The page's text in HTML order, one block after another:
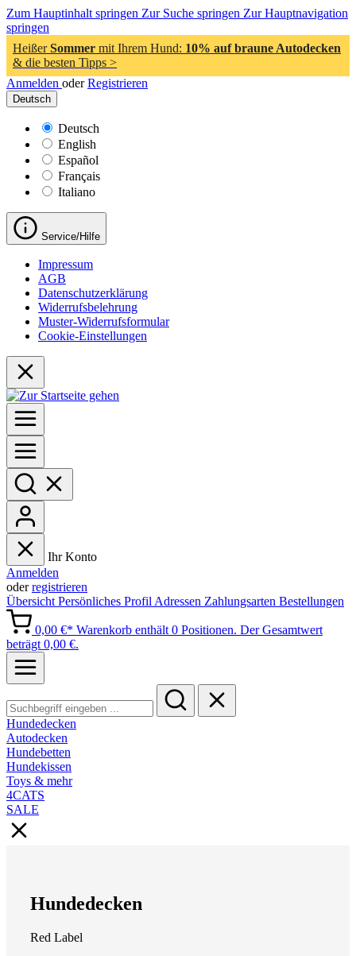
Zum Hauptinhalt springen Zur Suche springen Zur Hauptnavigation
springen
HeißerSommer mit Ihrem Hund: 10% auf braune Autodecken
& die besten Tipps >
Anmelden oder Registrieren
Deutsch
Deutsch
English
Español
Français
Italiano
Service/Hilfe
Impressum
AGB
Datenschutzerklärung
Widerrufsbelehrung
Muster-Widerrufsformular
Cookie-Einstellungen
Ihr Konto
Anmelden
oderregistrieren
Übersicht Persönliches Profil Adressen Zahlungsarten Bestellungen
0,00 €* Warenkorb enthält 0 Positionen. Der Gesamtwert
beträgt 0,00 €.
Hundedecken
Autodecken
Hundebetten
Hundekissen
Toys & mehr
4CATS
SALE
Hundedecken
Red Label